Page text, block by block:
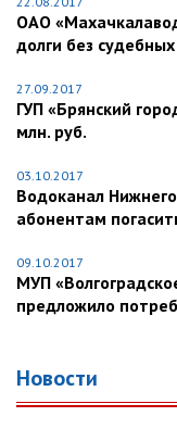
ОАО
долги без
27.09.2017
ГУП «Брянский
млн. руб.
03.10.2017
Водоканал
абонентам
09.10.2017
МУП
предложило
Новости